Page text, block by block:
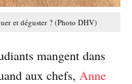
et déguster ? (Photo DHV)
mangent dans
aux chefs, Anne